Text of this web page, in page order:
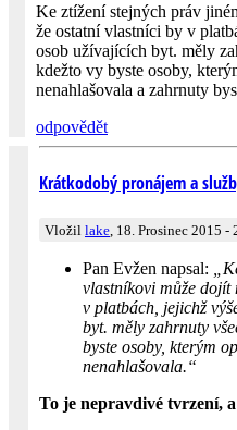
Ke ztížení stejných práv
že ostatní vlastníci by v
osob užívajících byt. měly
kdežto vy byste osoby,
nenahlašovala a zahrnuty
odpovědět
Krátkodobý pronájem a
Vložil lake, 18. Prosinec 2015 -
Pan Evžen napsal:
vlastníkovi může dojít
v platbách, jejichž
byt. měly zahrnuty
byste osoby, kterým
nenahlašovala.“
To je nepravdivé tvrzení,